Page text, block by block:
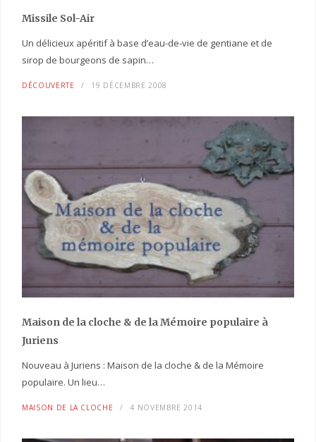
Missile Sol-Air
Un délicieux apéritif à base d’eau-de-vie de gentiane et de
sirop de bourgeons de sapin…
DÉCOUVERTE 19 DÉCEMBRE 2008
Maison de la cloche & de la Mémoire populaire à
Juriens
Nouveau à Juriens : Maison de la cloche & de la Mémoire
populaire. Un lieu…
MAISON DE LA CLOCHE 4 NOVEMBRE 2014